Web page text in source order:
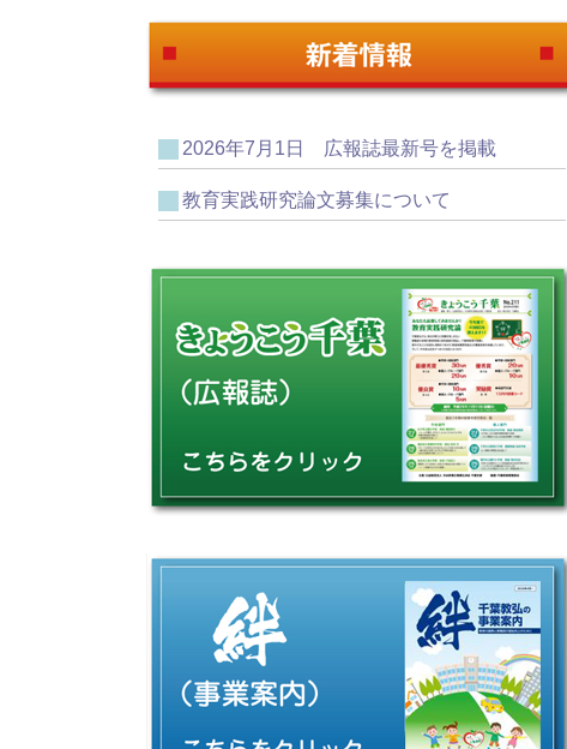
2026年7月1日 広報誌最新号を掲載
教育実践研究論文募集について